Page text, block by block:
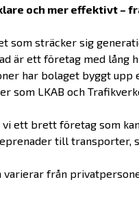
och mer effektivt –
som sträcker sig
är ett företag med lång
har bolaget byggt upp
som LKAB och
vi ett brett företag som
till transporter,
varierar från